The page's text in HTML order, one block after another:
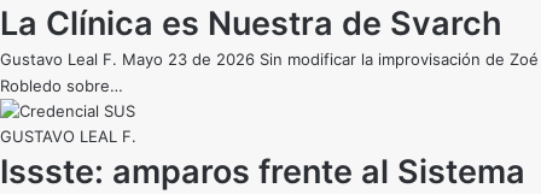
La Clínica es Nuestra de Svarch
Gustavo Leal F. Mayo 23 de 2026 Sin modificar la improvisación de Zoé
Robledo sobre…
GUSTAVO LEAL F.
Issste: amparos frente al Sistema